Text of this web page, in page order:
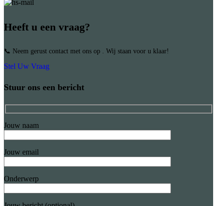
Heeft u een vraag?
📞 Neem gerust contact met ons op . Wij staan voor u klaar!
Stel Uw Vraag
Stuur ons een bericht
Jouw naam
Jouw email
Onderwerp